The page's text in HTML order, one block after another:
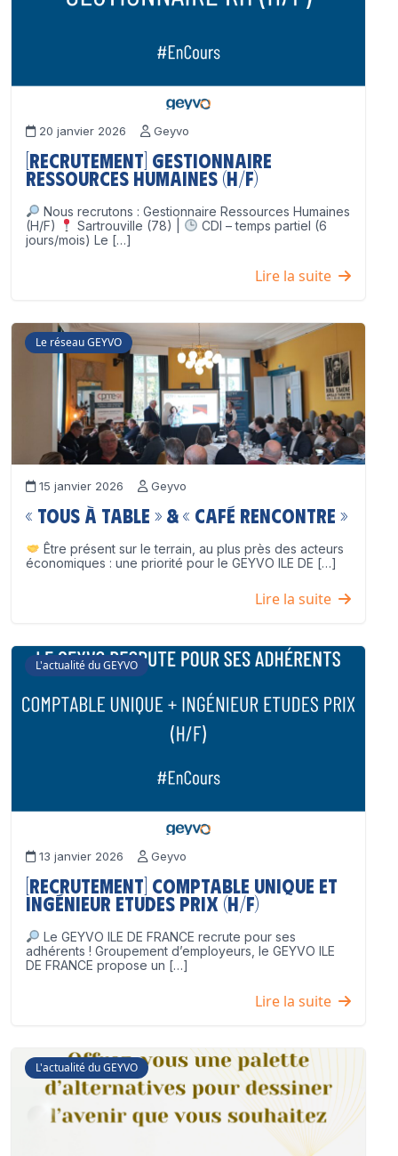
20 janvier 2026 Geyvo
[Recrutement] Gestionnaire
Ressources Humaines (H/F)
Nous recrutons : Gestionnaire Ressources Humaines
(H/F)
Sartrouville (78) |
CDI – temps partiel (6
jours/mois) Le […]
Lire la suite
Le réseau GEYVO
15 janvier 2026 Geyvo
« Tous à table » & « Café Rencontre »
Être présent sur le terrain, au plus près des acteurs
économiques : une priorité pour le GEYVO ILE DE […]
Lire la suite
L'actualité du GEYVO
13 janvier 2026 Geyvo
[Recrutement] Comptable unique et
Ingénieur Etudes Prix (H/F)
Le GEYVO ILE DE FRANCE recrute pour ses
adhérents ! Groupement d’employeurs, le GEYVO ILE
DE FRANCE propose un […]
Lire la suite
L'actualité du GEYVO